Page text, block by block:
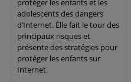
protéger les enfants et les
adolescents des dangers
d’Internet. Elle fait le tour des
principaux risques et
présente des stratégies pour
protéger les enfants sur
Internet.